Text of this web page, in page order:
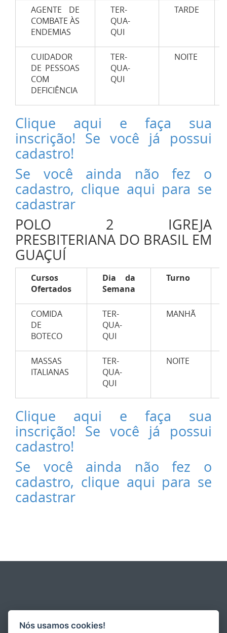
AGENTE DE
COMBATE ÀS
ENDEMIAS
TER-
QUA-
QUI
TARDE
CUIDADOR
DE PESSOAS
COM
DEFICIÊNCIA
TER-
QUA-
QUI
NOITE
Clique aqui e faça sua
inscrição! Se você já possui
cadastro!
Se você ainda não fez o
cadastro, clique aqui para se
cadastrar
POLO 2 IGREJA
PRESBITERIANA DO BRASIL EM
GUAÇUÍ
Cursos
Ofertados
Dia da
Semana
Turno
COMIDA
DE
BOTECO
TER-
QUA-
QUI
MANHÃ
MASSAS
ITALIANAS
TER-
QUA-
QUI
NOITE
Clique aqui e faça sua
inscrição! Se você já possui
cadastro!
Se você ainda não fez o
cadastro, clique aqui para se
cadastrar
Nós usamos cookies!